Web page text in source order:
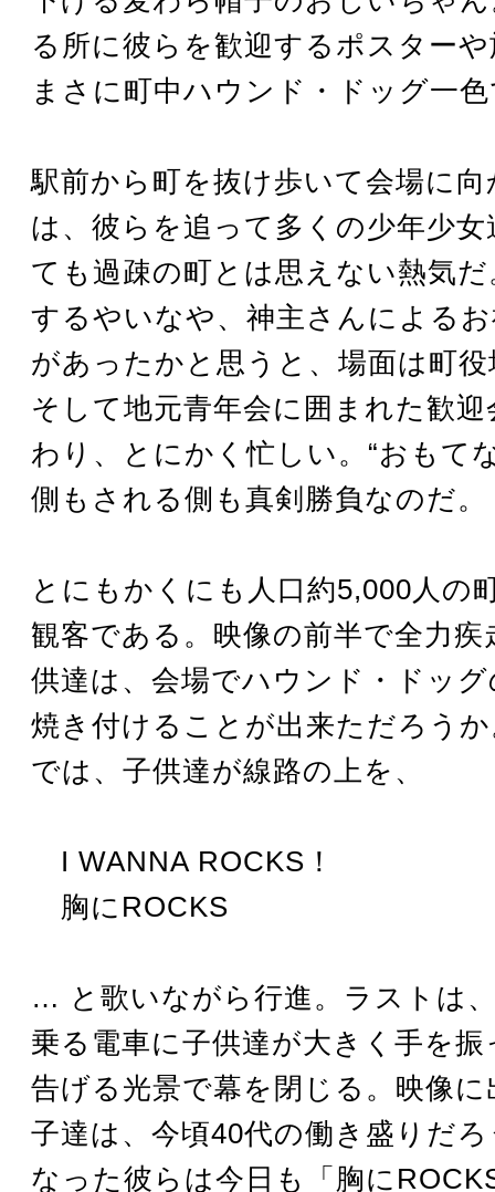
る所に彼らを歓迎するポスター
まさに町中ハウンド・ドッグ一
駅前から町を抜け歩いて会場に
は、彼らを追って多くの少年少
ても過疎の町とは思えない熱気
するやいなや、神主さんによる
があったかと思うと、場面は町
そして地元青年会に囲まれた歓
わり、とにかく忙しい。“おもて
側もされる側も真剣勝負なのだ。
とにもかくにも人口約5,000人の
観客である。映像の前半で全力
供達は、会場でハウンド・ドッ
焼き付けることが出来ただろう
では、子供達が線路の上を、
I WANNA ROCKS！
胸にROCKS
… と歌いながら行進。ラストは
乗る電車に子供達が大きく手を
告げる光景で幕を閉じる。映像
子達は、今頃40代の働き盛りだ
なった彼らは今日も「胸に